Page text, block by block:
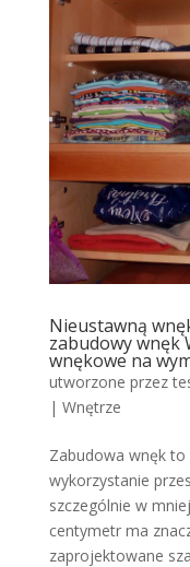
Nieustawną
zabudowy wnęk
wnękowe na
utworzone przez
| Wnętrze
Zabudowa wnęk to
wykorzystanie
szczególnie w
centymetr ma
zaprojektowane